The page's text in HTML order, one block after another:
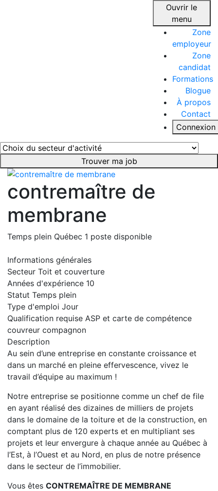
Ouvrir le
menu
Zone
employeur
Zone
candidat
Formations
Blogue
À propos
Contact
Connexion
Trouver ma job
contremaître de
membrane
Temps plein Québec 1 poste disponible
Informations générales
Secteur Toit et couverture
Années d'expérience 10
Statut Temps plein
Type d'emploi Jour
Qualification requise ASP et carte de compétence
couvreur compagnon
Description
Au sein d’une entreprise en constante croissance et
dans un marché en pleine effervescence, vivez le
travail d’équipe au maximum !
Notre entreprise se positionne comme un chef de file
en ayant réalisé des dizaines de milliers de projets
dans le domaine de la toiture et de la construction, en
comptant plus de 120 experts et en multipliant ses
projets et leur envergure à chaque année au Québec à
l’Est, à l’Ouest et au Nord, en plus de notre présence
dans le secteur de l’immobilier.
Vous êtes CONTREMAÎTRE DE MEMBRANE